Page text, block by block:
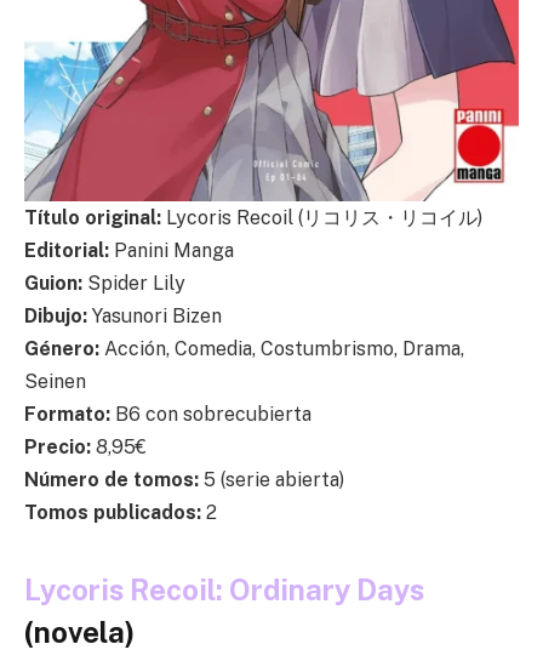
Título original: Lycoris Recoil (リコリス・リコイル)
Editorial: Panini Manga
Guion: Spider Lily
Dibujo: Yasunori Bizen
Género: Acción, Comedia, Costumbrismo, Drama,
Seinen
Formato: B6 con sobrecubierta
Precio: 8,95€
Número de tomos: 5 (serie abierta)
Tomos publicados: 2
Lycoris Recoil: Ordinary Days
(novela)